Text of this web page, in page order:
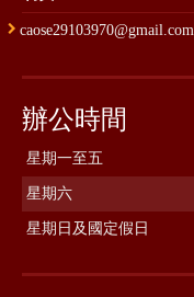
caose29103970@gmail.com
辦公時間
星期一至五
星期六
星期日及國定假日